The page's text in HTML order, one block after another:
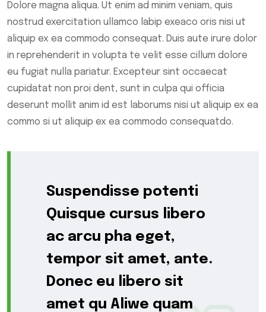
Dolore magna aliqua. Ut enim ad minim veniam, quis
nostrud exercitation ullamco labip exeaco oris nisi ut
aliquip ex ea commodo consequat. Duis aute irure dolor
in reprehenderit in volupta te velit esse cillum dolore
eu fugiat nulla pariatur. Excepteur sint occaecat
cupidatat non proi dent, sunt in culpa qui officia
deserunt mollit anim id est laborums nisi ut aliquip ex ea
commo si ut aliquip ex ea commodo consequatdo.
Suspendisse potenti
Quisque cursus libero
ac arcu pha eget,
tempor sit amet, ante.
Donec eu libero sit
amet qu Aliwe quam